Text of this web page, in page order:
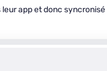
app et donc